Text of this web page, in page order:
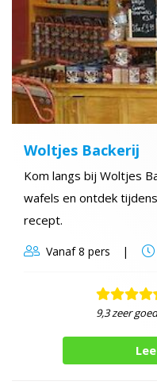
Woltjes Backerij
Kom langs bij Woltjes
wafels en ontdek
recept.
Vanaf8 pers
9,3 zeer goed